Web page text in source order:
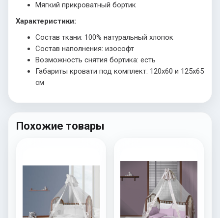
Мягкий прикроватный бортик
Характеристики:
Состав ткани: 100% натуральный хлопок
Состав наполнения: изософт
Возможность снятия бортика: есть
Габариты кровати под комплект: 120х60 и 125х65
см
Похожие товары